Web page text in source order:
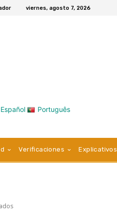
viernes, agosto 7, 2026
Español Português
Verificaciones Explicativos